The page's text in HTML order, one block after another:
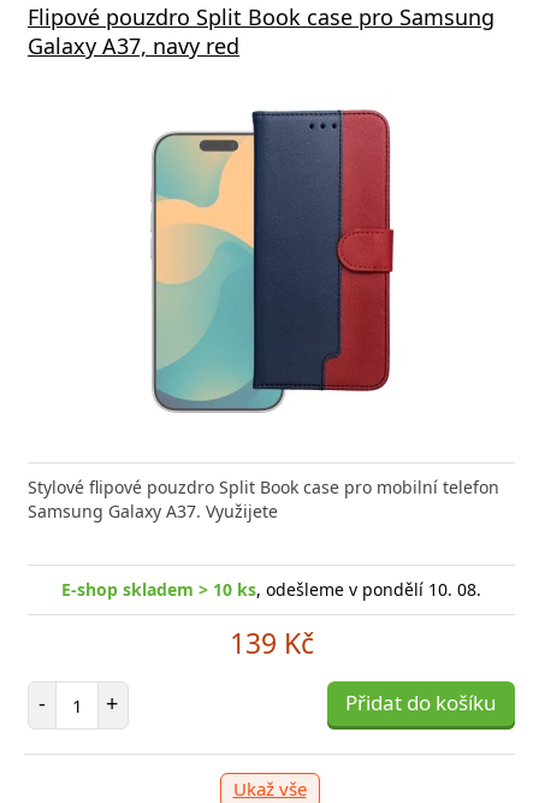
Flipové pouzdro Split Book case pro Samsung
Galaxy A37, navy red
Stylové flipové pouzdro Split Book case pro mobilní telefon
Samsung Galaxy A37. Využijete
E-shop skladem > 10 ks, odešleme v pondělí 10. 08.
139 Kč
- Počet položek
+ Přidat do košíku
Ukaž vše